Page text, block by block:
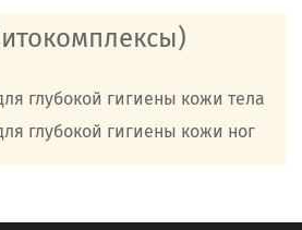
глубокой гигиены кожи тела
глубокой гигиены кожи ног